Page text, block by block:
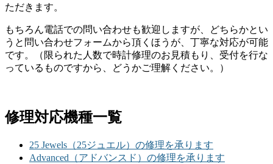
ただきます。
もちろん電話での問い合わせも歓迎しますが、どちらかとい
うと問い合わせフォームから頂くほうが、丁寧な対応が可能
です。（限られた人数で時計修理のお見積もり、受付を行な
っているものですから、どうかご理解ください。）
修理対応機種一覧
25 Jewels（25ジュエル）の修理を承ります
Advanced（アドバンスド）の修理を承ります